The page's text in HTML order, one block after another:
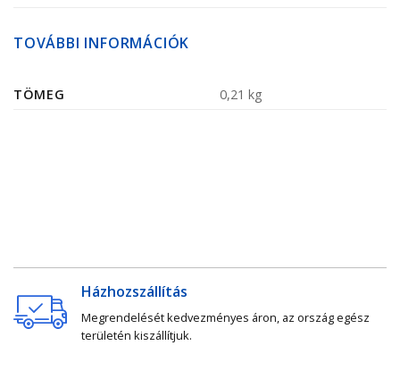
TOVÁBBI INFORMÁCIÓK
TÖMEG 0,21 kg
Házhozszállítás
Megrendelését kedvezményes áron, az ország egész
területén kiszállítjuk.